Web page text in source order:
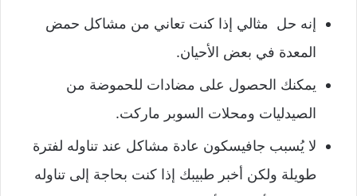
إنه حل مثالي إذا كنت تعاني من مشاكل حمض
المعدة في بعض الأحيان.
يمكنك الحصول على مضادات للحموضة من
الصيدليات ومحلات السوبر ماركت.
لا يُسبب جافيسكون عادة مشاكل عند تناوله لفترة
طويلة ولكن أخبر طبيبك إذا كنت بحاجة إلى تناوله